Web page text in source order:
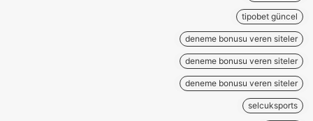
tipobet güncel
deneme bonusu veren siteler
deneme bonusu veren siteler
deneme bonusu veren siteler
selcuksports